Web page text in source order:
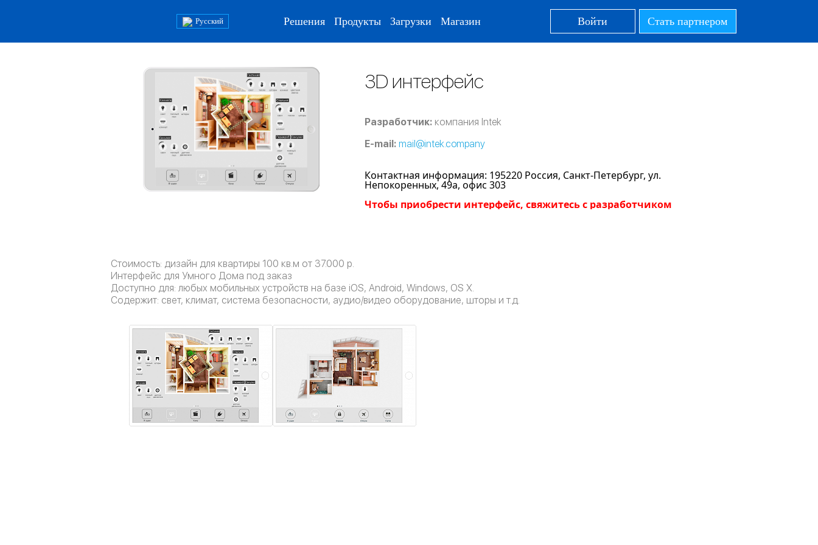
Русский Решения Продукты Загрузки Магазин Войти Стать партнером
3D интерфейс
Разработчик:компания Intek
E-mail: mail@intek.company
Контактная информация: 195220 Россия, Санкт-Петербург, ул.
Непокоренных, 49а, офис 303
Чтобы приобрести интерфейс, свяжитесь с разработчиком
Стоимость: дизайн для квартиры 100 кв.м от 37.000 р.
Интерфейс для Умного Дома под заказ
Доступно для: любых мобильных устройств на базе iOS, Android, Windows, OS X.
Содержит: свет, климат, система безопасности, аудио/видео оборудование, шторы и т.д.